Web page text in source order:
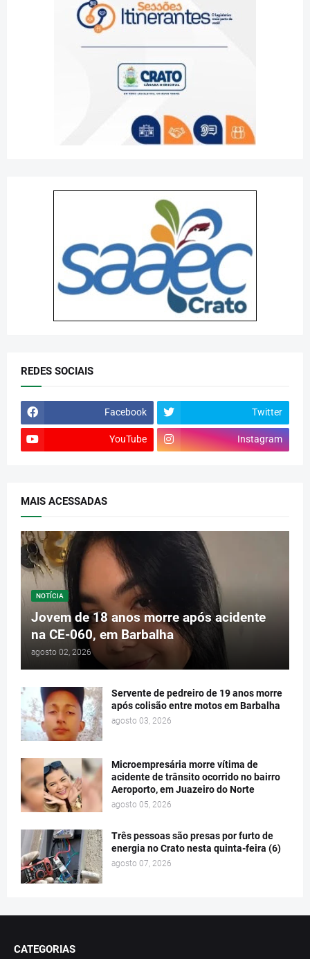
REDES SOCIAIS
Facebook Twitter
YouTube Instagram
MAIS ACESSADAS
NOTÍCIA
Jovem de 18 anos morre após acidente
na CE-060, em Barbalha
agosto 02, 2026
Servente de pedreiro de 19 anos morre
após colisão entre motos em Barbalha
agosto 03, 2026
Microempresária morre vítima de
acidente de trânsito ocorrido no bairro
Aeroporto, em Juazeiro do Norte
agosto 05, 2026
Três pessoas são presas por furto de
energia no Crato nesta quinta-feira (6)
agosto 07, 2026
CATEGORIAS